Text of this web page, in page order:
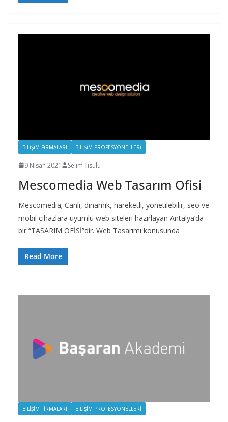
BILIŞIM FIRMALARI BILIŞIM PROFESYONELLERI
9 Nisan 2021 Selim İlisulu
Mescomedia Web Tasarım Ofisi
Mescomedia; Canlı, dinamik, hareketli, yönetilebilir, seo ve
mobil cihazlara uyumlu web siteleri hazırlayan Antalya’da
bir “TASARIM OFİSİ”dir. Web Tasarımı konusunda
Read More
BILIŞIM FIRMALARI BILIŞIM PROFESYONELLERI